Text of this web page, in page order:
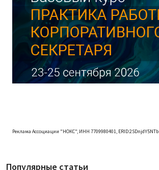
Реклама Ассоциации "НОКС", ИНН 7709980401, ERID:2SDnjdY5NTb
Популярные статьи